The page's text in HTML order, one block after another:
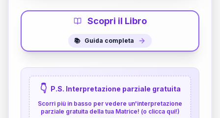
Scopri il Libro
📚 Guida completa
👇 P.S. Interpretazione parziale gratuita
Scorri più in basso per vedere un'interpretazione
parziale gratuita della tua Matrice! (o clicca qui!)